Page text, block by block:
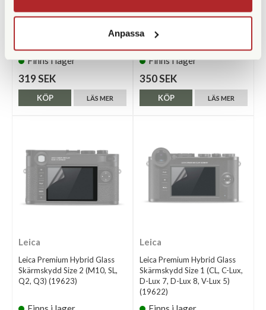
Anpassa
Fujifilm X100VI / X100V Black
Finns i lager
319 SEK
LÄS MER
KÖP
Skärmskydd Size 4 (M11)
Finns i lager
350 SEK
LÄS MER
KÖP
Leica
Leica Premium Hybrid Glass
Skärmskydd Size 2 (M10, SL,
Q2, Q3) (19623)
Leica
Leica Premium Hybrid Glass
Skärmskydd Size 1 (CL, C-Lux,
D-Lux 7, D-Lux 8, V-Lux 5)
(19622)